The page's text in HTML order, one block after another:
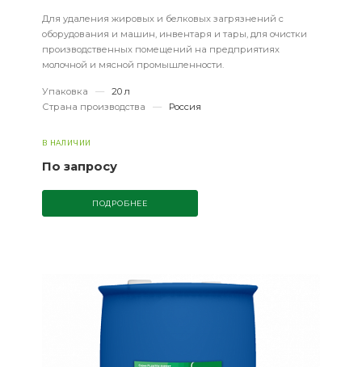
Для удаления жировых и белковых загрязнений с
оборудования и машин, инвентаря и тары, для очистки
производственных помещений на предприятиях
молочной и мясной промышленности.
Упаковка —
20 л
Страна производства
— Россия
В НАЛИЧИИ
По запросу
ПОДРОБНЕЕ